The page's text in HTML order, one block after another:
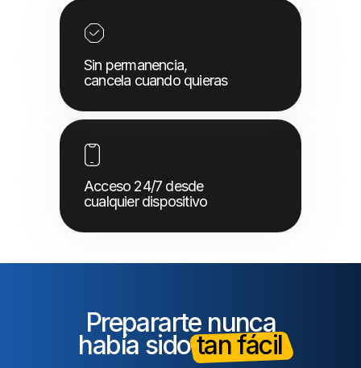
Acceso 24/7 desde
cualquier dispositivo
Sin permanencia,
cancela cuando quieras
Prepararte nunca
había sidotan fácil
Ir Tienda